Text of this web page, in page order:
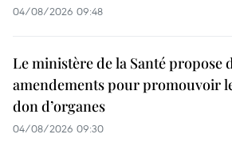
04/08/2026 09:48
Le ministère de la Santé propose
amendements pour promouvoir
don d’organes
04/08/2026 09:30